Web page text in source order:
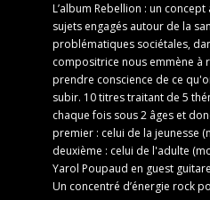
L’album Rebellion : un
sujets engagés autour de la
problématiques sociétales,
compositrice nous emmène à
prendre conscience de ce
subir. 10 titres traitant de 5
chaque fois sous 2 âges et
premier : celui de la jeunesse
deuxième : celui de l'adulte
Yarol Poupaud en guest
Un concentré d’énergie rock